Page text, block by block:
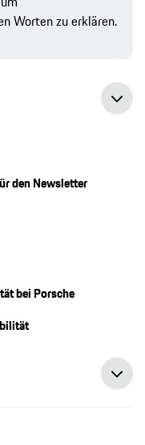
Worten zu erklären.
den Newsletter
bei Porsche